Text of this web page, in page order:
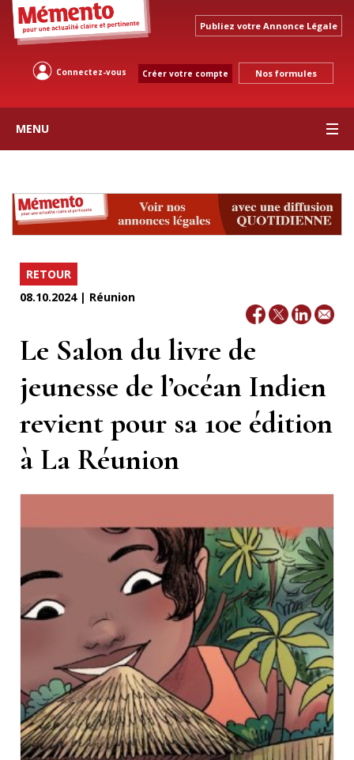
Publiez votre Annonce Légale
Connectez-vous Créer votre compte Nos formules
MENU
RETOUR
08.10.2024 | Réunion
Le Salon du livre de
jeunesse de l’océan Indien
revient pour sa 10e édition
à La Réunion